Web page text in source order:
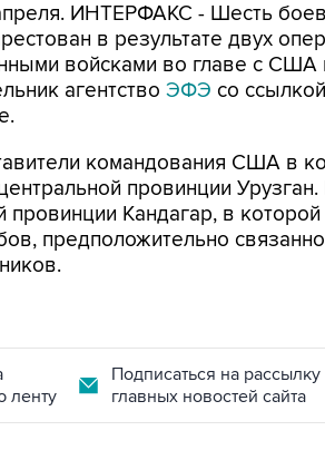
ИНТЕРФАКС - Шесть
в результате двух
войсками во главе с США
агентство ЭФЭ со
командования США в
провинции
Кандагар, в
предположительно
ленту
Подписаться на рассылку
главных новостей сайта